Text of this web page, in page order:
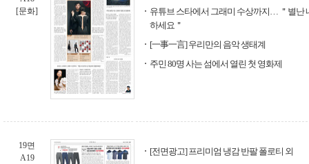
[문화]
유튜브 스타에서 그래미 수상까지… ＂별난
하세요＂
[一事一言] 우리만의 음악 생태계
주민 80명 사는 섬에서 열린 첫 영화제
19면
A19
[전면광고] 프리미엄 냉감 반팔 폴로티 외